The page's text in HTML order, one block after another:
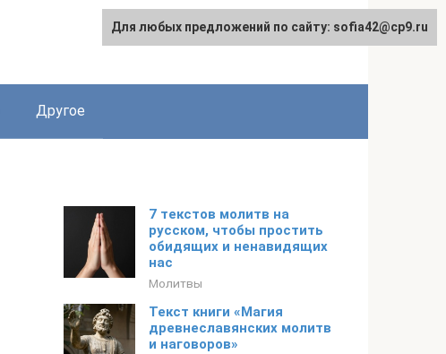
Другое
7 текстов молитв на
русском, чтобы простить
обидящих и ненавидящих
нас
Молитвы
Текст книги «Магия
древнеславянских молитв
и наговоров»
Для любых предложений по сайту: sofia42@cp9.ru